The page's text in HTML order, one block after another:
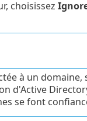
choisissez
à un domaine,
d'Active
se font